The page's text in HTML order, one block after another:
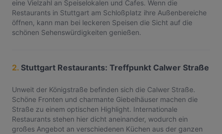
eine Vielzahl an Speiselokalen und Cafes. Wenn die
Restaurants in Stuttgart am Schloßplatz ihre Außenbereiche
öffnen, kann man bei leckeren Speisen die Sicht auf die
schönen Sehenswürdigkeiten genießen.
2. Stuttgart Restaurants: Treffpunkt Calwer Straße
Unweit der Königstraße befinden sich die Calwer Straße.
Schöne Fronten und charmante Giebelhäuser machen die
Straße zu einem optischen Highlight. Internationale
Restaurants stehen hier dicht aneinander, wodurch ein
großes Angebot an verschiedenen Küchen aus der ganzen